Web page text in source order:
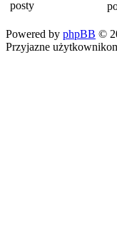
Powered by phpBB ©
Przyjazne